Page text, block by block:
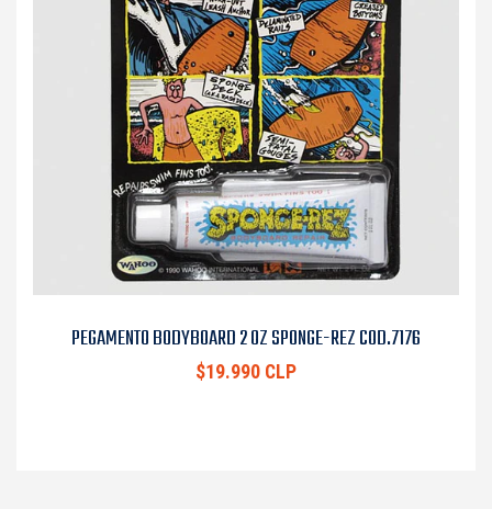
PEGAMENTO BODYBOARD 2 OZ SPONGE-REZ COD.7176
$19.990 CLP